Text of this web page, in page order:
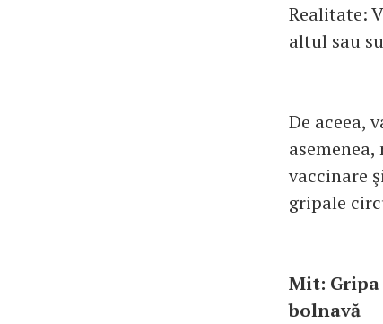
Realitate:
altul sau
De aceea,
vaccinare
gripale
Mit:
bolnavă